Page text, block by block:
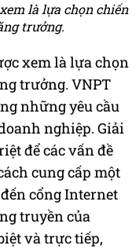
là lựa chọn chiến
trưởng.
xem là lựa chọn
trưởng. VNPT
những yêu cầu
nghiệp. Giải
để các vấn đề
cung cấp một
cổng Internet
truyền của
và trực tiếp,